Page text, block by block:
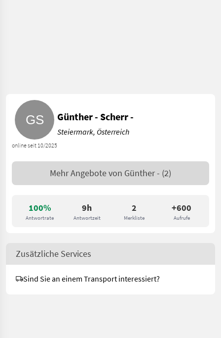
100%
Antwortrate
9h
Antwortzeit
2
Merkliste
+600
Aufrufe
online seit 10/2025
Günther - Scherr -
Steiermark, Österreich
Mehr Angebote von Günther - (2)
Zusätzliche Services
Sind Sie an einem Transport interessiert?